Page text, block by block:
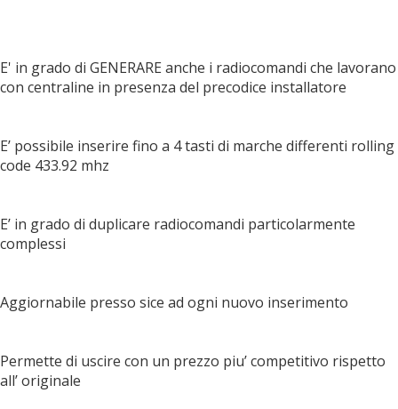
E' in grado di GENERARE anche i radiocomandi che lavorano
con centraline in presenza del precodice installatore
E’ possibile inserire fino a 4 tasti di marche differenti rolling
code 433.92 mhz
E’ in grado di duplicare radiocomandi particolarmente
complessi
Aggiornabile presso sice ad ogni nuovo inserimento
Permette di uscire con un prezzo piu’ competitivo rispetto
all’ originale